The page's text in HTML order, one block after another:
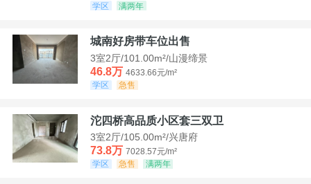
学区
满两年
城南好房带车位出售
3室2厅/101.00m²/山漫缔景
46.8万 4633.66元/m²
学区
急售
沱四桥高品质小区套三双卫
3室2厅/105.00m²/兴唐府
73.8万 7028.57元/m²
学区
急售 满两年